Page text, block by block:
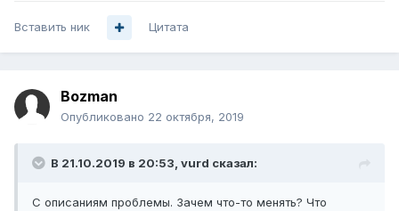
Вставить ник Цитата
Bozman
Опубликовано 22 октября, 2019
В 21.10.2019 в 20:53, vurd сказал:
С описаниям проблемы. Зачем что-то менять? Что